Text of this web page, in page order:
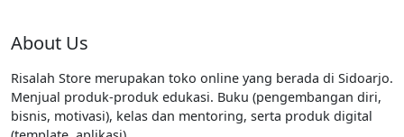
About Us
Risalah Store merupakan toko online yang berada di Sidoarjo.
Menjual produk-produk edukasi. Buku (pengembangan diri,
bisnis, motivasi), kelas dan mentoring, serta produk digital